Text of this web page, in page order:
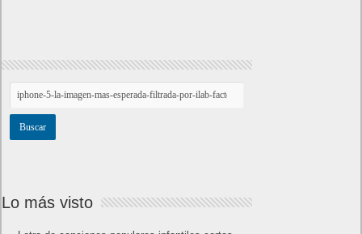
Lo más visto